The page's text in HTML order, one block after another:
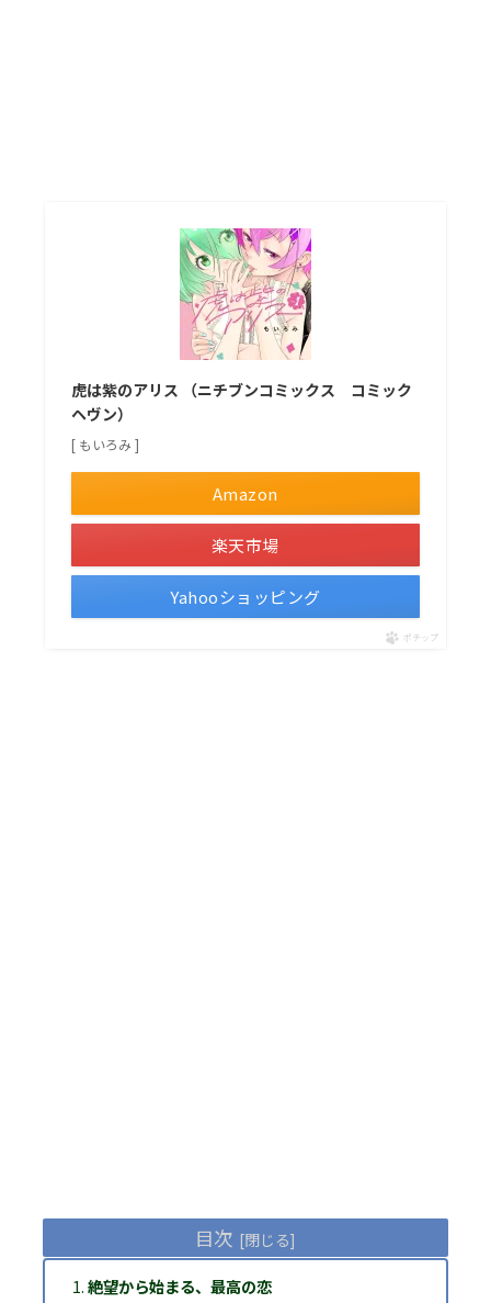
虎は紫のアリス （ニチブンコミックス コミック
ヘヴン）
[ もいろみ ]
Amazon
楽天市場
Yahooショッピング
ポチップ
目次
絶望から始まる、最高の恋